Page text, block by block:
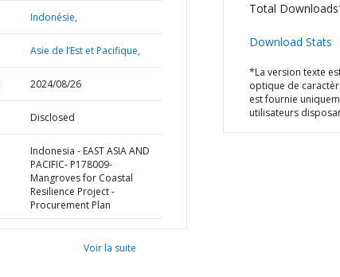
Indonésie,
Asie de l’Est et Pacifique,
2024/08/26
Disclosed
Indonesia - EAST ASIA AND
PACIFIC- P178009-
Mangroves for Coastal
Resilience Project -
Procurement Plan
Voir la suite
Total
Download Stats
*La version texte
optique de
est fournie
utilisateurs